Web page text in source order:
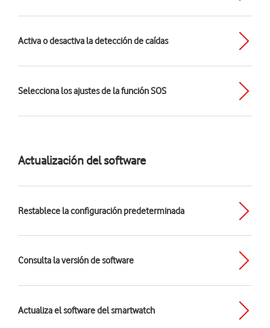
Activa o desactiva la detección de caídas
Selecciona los ajustes de la función SOS
Actualización del software
Restablece la configuración predeterminada
Consulta la versión de software
Actualiza el software del smartwatch